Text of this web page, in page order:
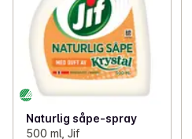
Naturlig såpe-spray
500 ml, Jif